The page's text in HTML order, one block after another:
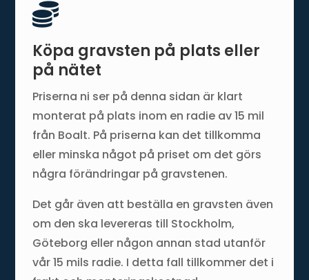

Köpa gravsten på plats eller
på nätet
Priserna ni ser på denna sidan är klart
monterat på plats inom en radie av 15 mil
från Boalt. På priserna kan det tillkomma
eller minska något på priset om det görs
några förändringar på gravstenen.
Det går även att beställa en gravsten även
om den ska levereras till Stockholm,
Göteborg eller någon annan stad utanför
vår 15 mils radie. I detta fall tillkommer det i